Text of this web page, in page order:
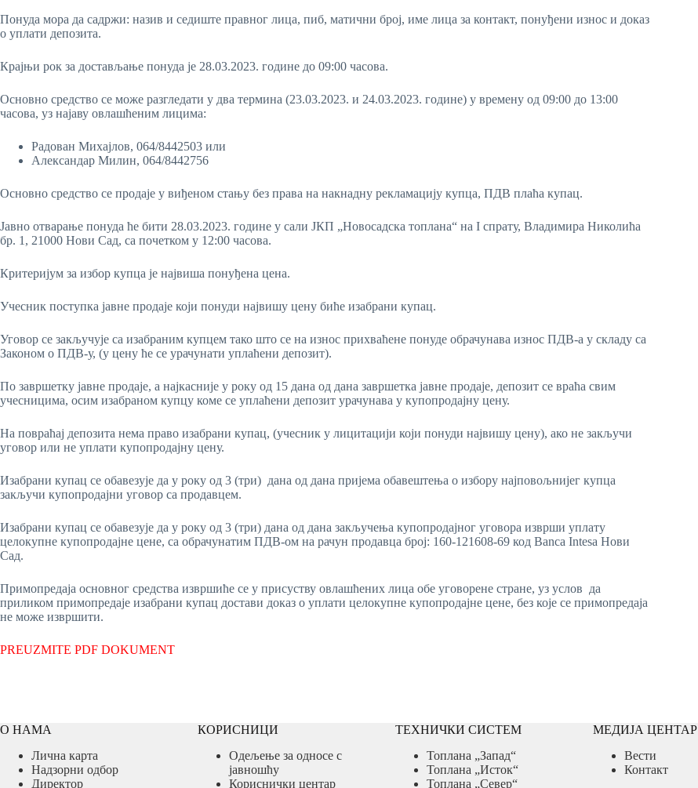
Понуда мора да садржи: назив и седиште правног лица, пиб, матични број, име лица за контакт, понуђени износ и доказ
о уплати депозита.
Крајњи рок за достављање понуда је 28.03.2023. године до 09:00 часова.
Основно средство се може разгледати у два термина (23.03.2023. и 24.03.2023. године) у времену од 09:00 до 13:00
часова, уз најаву овлашћеним лицима:
Радован Михајлов, 064/8442503 или
Александар Милин, 064/8442756
Основно средство се продаје у виђеном стању без права на накнадну рекламацију купца, ПДВ плаћа купац.
Јавно отварање понуда ће бити 28.03.2023. године у сали ЈКП „Новосадска топлана“ на I спрату, Владимира Николића
бр. 1, 21000 Нови Сад, са почетком у 12:00 часова.
Критеријум за избор купца је највиша понуђена цена.
Учесник поступка јавне продаје који понуди највишу цену биће изабрани купац.
Уговор се закључује са изабраним купцем тако што се на износ прихваћене понуде обрачунава износ ПДВ-а у складу са
Законом о ПДВ-у, (у цену ће се урачунати уплаћени депозит).
По завршетку јавне продаје, а најкасније у року од 15 дана од дана завршетка јавне продаје, депозит се враћа свим
учесницима, осим изабраном купцу коме се уплаћени депозит урачунава у купопродајну цену.
На повраћај депозита нема право изабрани купац, (учесник у лицитацији који понуди највишу цену), ако не закључи
уговор или не уплати купопродајну цену.
Изабрани купац се обавезује да у року од 3 (три) дана од дана пријема обавештења о избору најповољнијег купца
закључи купопродајни уговор са продавцем.
Изабрани купац се обавезује да у року од 3 (три) дана од дана закључења купопродајног уговора изврши уплату
целокупне купопродајне цене, са обрачунатим ПДВ-ом на рачун продавца број: 160-121608-69 код Banca Intesa Нови
Сад.
Примопредаја основног средства извршиће се у присуству овлашћених лица обе уговорене стране, уз услов да
приликом примопредаје изабрани купац достави доказ о уплати целокупне купопродајне цене, без које се примопредаја
не може извршити.
PREUZMITE PDF DOKUMENT
О НАМА
Лична карта
Надзорни одбор
Директор
КОРИСНИЦИ
Одељење за односе с
јавношћу
Кориснички центар
ТЕХНИЧКИ СИСТЕМ
Топлана „Запад“
Топлана „Исток“
Топлана „Север“
МЕДИЈА ЦЕНТАР
Вести
Контакт